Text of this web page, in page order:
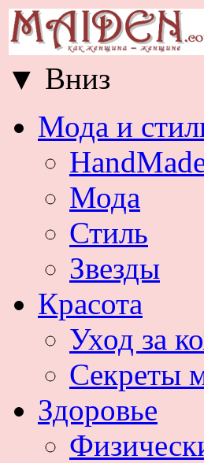
▼ Вниз
Мода и
Мода
Стиль
Звезды
Красота
Уход за
Секреты
Здоровье